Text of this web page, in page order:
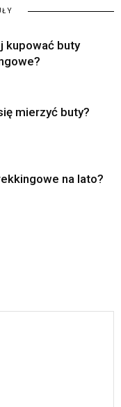
kupować buty
mierzyć buty?
na lato?